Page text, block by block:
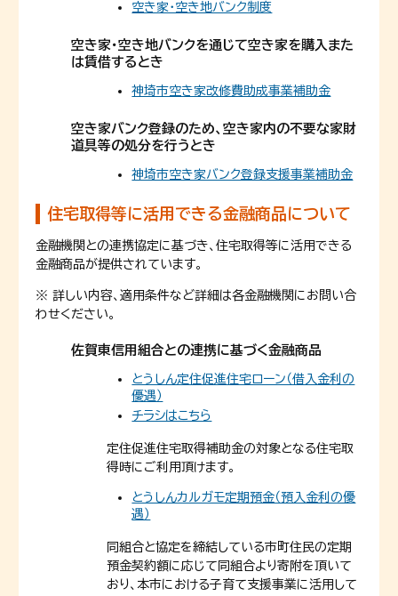
空き家・空き地バンク制度
空き家・空き地バンクを通じて空き家を購入また
は賃借するとき
神埼市空き家改修費助成事業補助金
空き家バンク登録のため、空き家内の不要な家財
道具等の処分を行うとき
神埼市空き家バンク登録支援事業補助金
住宅取得等に活用できる金融商品について
金融機関との連携協定に基づき、住宅取得等に活用できる
金融商品が提供されています。
※ 詳しい内容、適用条件など詳細は各金融機関にお問い合
わせください。
佐賀東信用組合との連携に基づく金融商品
とうしん定住促進住宅ローン（借入金利の
優遇）
チラシはこちら
定住促進住宅取得補助金の対象となる住宅取
得時にご利用頂けます。
とうしんカルガモ定期預金（預入金利の優
遇）
同組合と協定を締結している市町住民の定期
預金契約額に応じて同組合より寄附を頂いて
おり、本市における子育て支援事業に活用して